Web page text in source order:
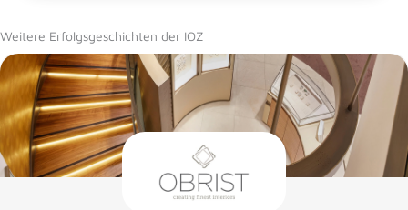
Weitere Erfolgsgeschichten der IOZ